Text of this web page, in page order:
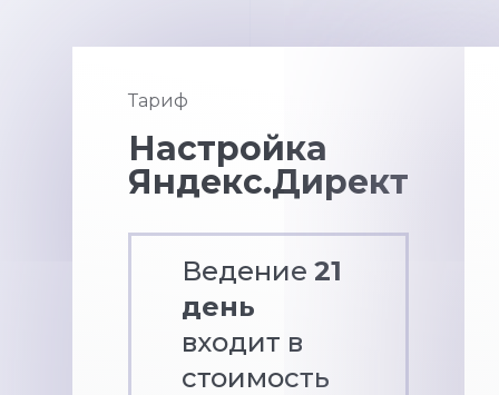
Тариф
Настройка
Яндекс.Директ
Ведение 21
день
входит в
стоимость